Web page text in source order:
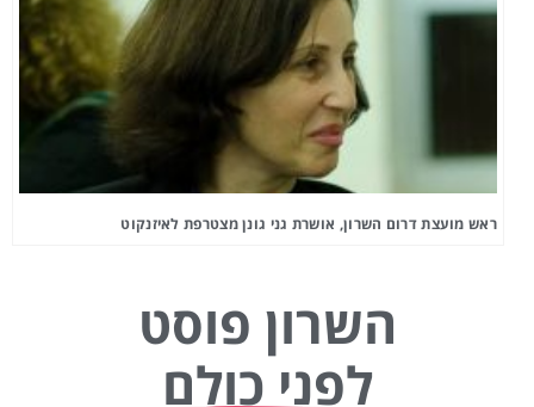
ראש מועצת דרום השרון, אושרת גני גונן מצטרפת לאיזנקוט
השרון פוסט
לפני כולם